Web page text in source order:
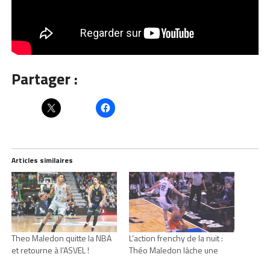
Partager :
Articles similaires
Theo Maledon quitte la NBA
et retourne à l’ASVEL !
L’action frenchy de la nuit :
Théo Maledon lâche une